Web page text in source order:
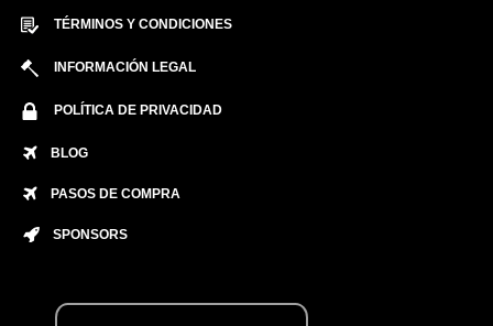
TÉRMINOS Y CONDICIONES
INFORMACIÓN LEGAL
POLÍTICA DE PRIVACIDAD
BLOG
PASOS DE COMPRA
SPONSORS